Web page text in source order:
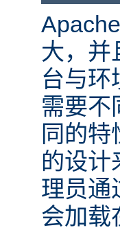
大，并
台与环
需要不
同的
的设计
理员通
会加载